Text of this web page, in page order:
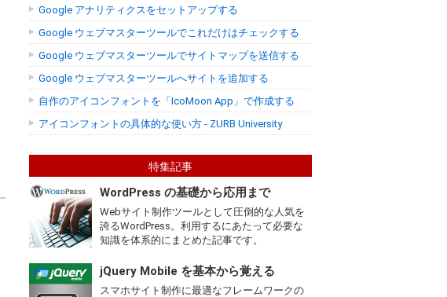
Google アナリティクスをセットアップする
Google ウェブマスターツールでこれだけはチェックする
Google ウェブマスターツールでサイトマップを送信する
Google ウェブマスターツールへサイトを追加する
自作のアイコンフォントを「IcoMoon App」で作成する
アイコンフォントの具体的な使い方 - ZURB University
特集記事
WordPress の基礎から応用まで
Webサイト制作ツールとして圧倒的な人気を
誇るWordPress。利用するにあたって必要な
知識を体系的にまとめた記事です。
jQuery Mobile を基本から覚える
スマホサイト制作に最適なフレームワークの